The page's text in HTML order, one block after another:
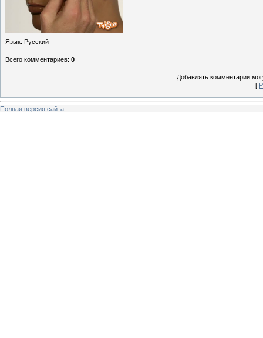
Язык: Русский
Всего комментариев: 0
Добавлять комментарии
[
Полная версия сайта